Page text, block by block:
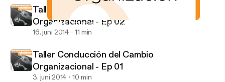
Cultura Organizacional - Comportamientos y Acciones
WorKultur
Taller Conducción del Cambio
Organizacional - Ep 02
16. juni 2014 11 min
Taller Conducción del Cambio
Organizacional - Ep 01
3. juni 2014 10 min